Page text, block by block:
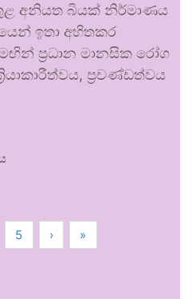
අනියත බියක් නිර්මාණය
ඉතා අහිතකර
ප්‍රධාන මානසික රෝග
ප්‍රචණ්ඩත්වය
5 › »